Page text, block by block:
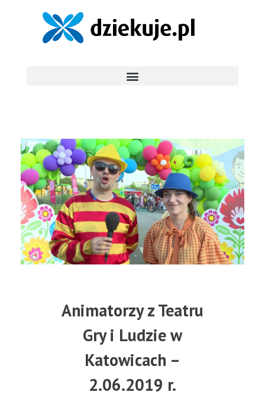
Animatorzy z Teatru
Gry i Ludzie w
Katowicach –
2.06.2019 r.